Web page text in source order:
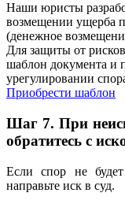
Наши юристы
возмещении ущерба
(денежное
Для защиты от
шаблон документа и
урегулировании
Приобрести шаблон
Шаг 7. При
обратитесь с
Если спор не
направьте иск в суд.